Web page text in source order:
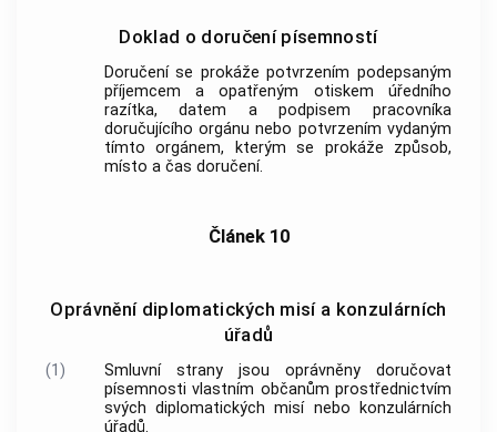
Doklad o doručení písemností
Doručení se prokáže potvrzením podepsaným
příjemcem a opatřeným otiskem úředního
razítka, datem a podpisem pracovníka
doručujícího orgánu nebo potvrzením vydaným
tímto orgánem, kterým se prokáže způsob,
místo a čas doručení.
Článek 10
Oprávnění diplomatických misí a konzulárních
úřadů
(1)
Smluvní strany jsou oprávněny doručovat
písemnosti vlastním občanům prostřednictvím
svých diplomatických misí nebo konzulárních
úřadů.